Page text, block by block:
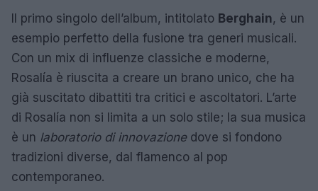
Il primo singolo dell’album, intitolato Berghain, è un
esempio perfetto della fusione tra generi musicali.
Con un mix di influenze classiche e moderne,
Rosalía è riuscita a creare un brano unico, che ha
già suscitato dibattiti tra critici e ascoltatori. L’arte
di Rosalía non si limita a un solo stile; la sua musica
è un laboratorio di innovazionedove si fondono
tradizioni diverse, dal flamenco al pop
contemporaneo.